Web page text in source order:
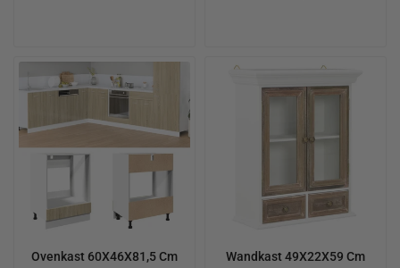
Ovenkast 60X46X81,5 Cm
Wandkast 49X22X59 Cm